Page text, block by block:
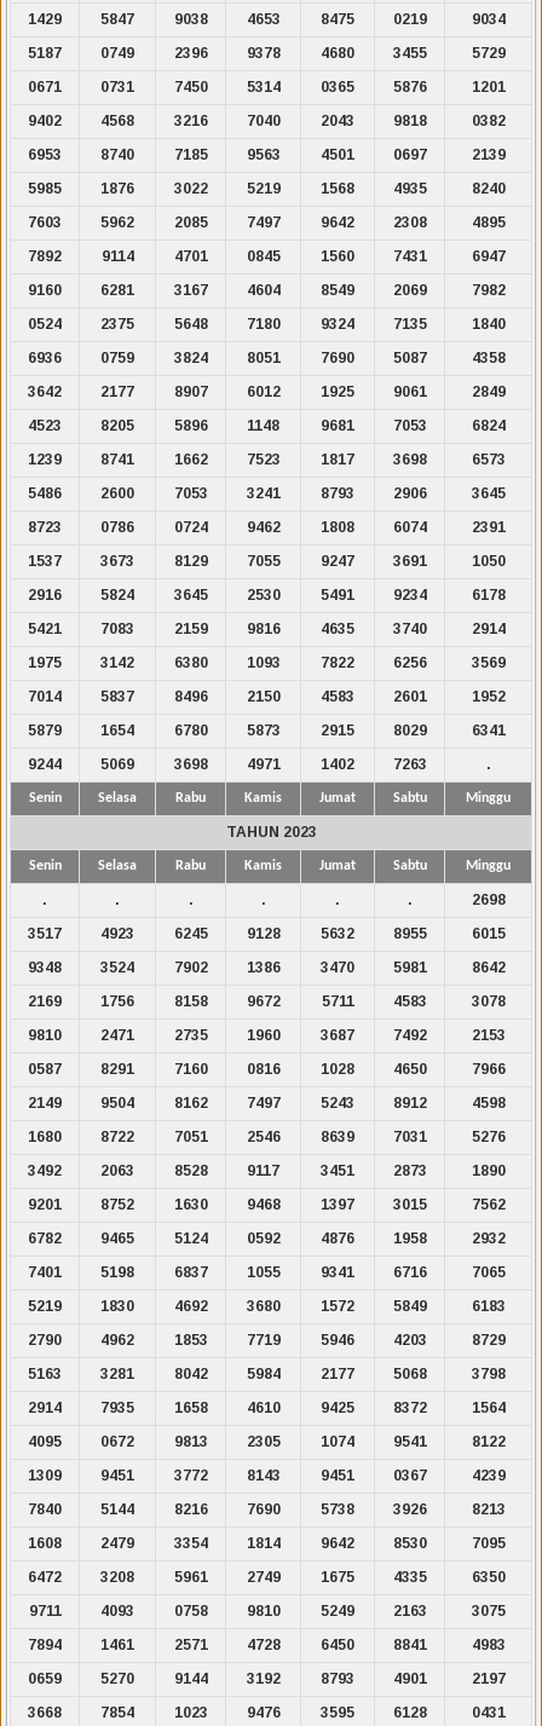
1429
5847 9038 4653 8475 0219
9034
5187
0749 2396 9378 4680 3455
5729
0671
0731 7450 5314 0365 5876
1201
9402
4568 3216 7040 2043 9818
0382
6953
8740 7185 9563 4501 0697
2139
5985
1876 3022 5219 1568 4935
8240
7603
5962 2085 7497 9642 2308
4895
7892
9114 4701 0845 1560 7431
6947
9160
6281 3167 4604 8549 2069
7982
0524
2375 5648 7180 9324 7135
1840
6936
0759 3824 8051 7690 5087
4358
3642
2177 8907 6012 1925 9061
2849
4523
8205 5896 1148 9681 7053
6824
1239
8741 1662 7523 1817 3698
6573
5486
2600 7053 3241 8793 2906
3645
8723
0786 0724 9462 1808 6074
2391
1537
3673 8129 7055 9247 3691
1050
2916
5824 3645 2530 5491 9234
6178
5421
7083 2159 9816 4635 3740
2914
1975
3142 6380 1093 7822 6256
3569
7014
5837 8496 2150 4583 2601
1952
5879
1654 6780 5873 2915 8029
6341
9244
5069 3698 4971 1402 7263 .
Senin Selasa Rabu Kamis Jumat Sabtu Minggu
TAHUN 2023
Senin Selasa Rabu Kamis Jumat Sabtu Minggu
. . . . . .
2698
3517
4923 6245 9128 5632 8955
6015
9348
3524 7902 1386 3470 5981
8642
2169
1756 8158 9672 5711 4583
3078
9810
2471 2735 1960 3687 7492
2153
0587
8291 7160 0816 1028 4650
7966
2149
9504 8162 7497 5243 8912
4598
1680
8722 7051 2546 8639 7031
5276
3492
2063 8528 9117 3451 2873
1890
9201
8752 1630 9468 1397 3015
7562
6782
9465 5124 0592 4876 1958
2932
7401
5198 6837 1055 9341 6716
7065
5219
1830 4692 3680 1572 5849
6183
2790
4962 1853 7719 5946 4203
8729
5163
3281 8042 5984 2177 5068
3798
2914
7935 1658 4610 9425 8372
1564
4095
0672 9813 2305 1074 9541
8122
1309
9451 3772 8143 9451 0367
4239
7840
5144 8216 7690 5738 3926
8213
1608
2479 3354 1814 9642 8530
7095
6472
3208 5961 2749 1675 4335
6350
9711
4093 0758 9810 5249 2163
3075
7894
1461 2571 4728 6450 8841
4983
0659
5270 9144 3192 8793 4901
2197
3668
7854 1023 9476 3595 6128
0431